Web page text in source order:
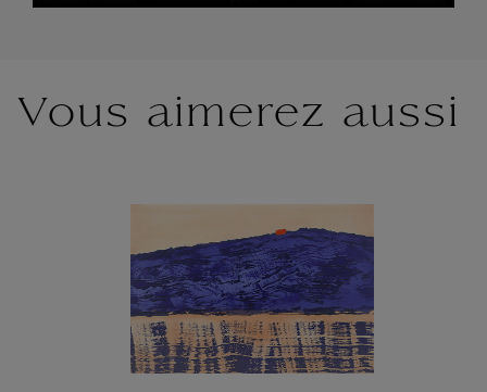
Vous aimerez aussi